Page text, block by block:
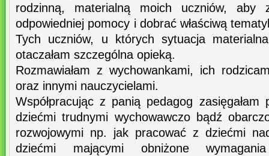
rodzinną, materialną moich uczniów, aby
odpowiedniej pomocy i dobrać właściwą
Tych uczniów, u których sytuacja
otaczałam szczególna opieką.
Rozmawiałam z wychowankami, ich
oraz innymi nauczycielami.
Współpracując z panią pedagog
dziećmi trudnymi wychowawczo bądź
rozwojowymi np. jak pracować z dziećmi
dziećmi mającymi obniżone